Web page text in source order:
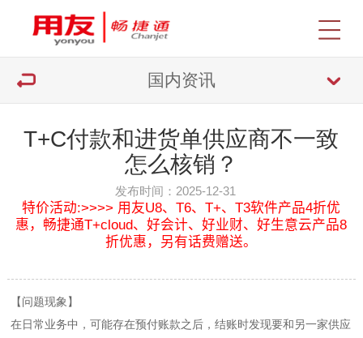
国内资讯
T+C付款和进货单供应商不一致
怎么核销？
发布时间：2025-12-31
特价活动:>>>> 用友U8、T6、T+、T3软件产品4折优
惠，畅捷通T+cloud、好会计、好业财、好生意云产品8
折优惠，另有话费赠送。
【问题现象】
在日常业务中，可能存在预付账款之后，结账时发现要和另一家供应